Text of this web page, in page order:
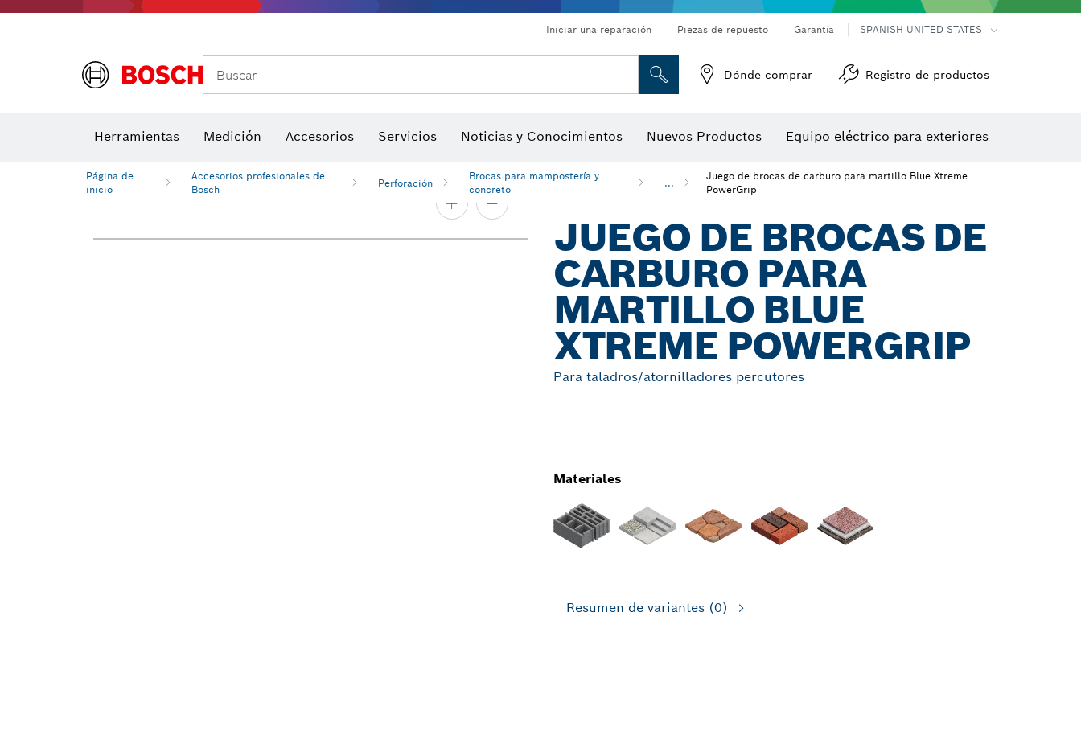
Iniciar una reparación Piezas de repuesto Garantía SPANISH UNITED STATES
Buscar Dónde comprar Registro de productos
Herramientas Medición Accesorios Servicios Noticias y Conocimientos Nuevos Productos Equipo eléctrico para exteriores
Página de
inicio
Accesorios profesionales de
Bosch
Perforación
Brocas para mampostería y
concreto
...
Juego de brocas de carburo para martillo Blue Xtreme
PowerGrip
JUEGO DE BROCAS DE
CARBURO PARA
MARTILLO BLUE
XTREME POWERGRIP
Para taladros/atornilladores percutores
Materiales
Resumen de variantes (0)